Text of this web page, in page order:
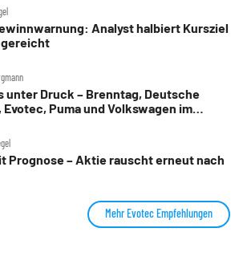
Analyst halbiert Kursziel
unter Druck – Brenntag, Deutsche
Puma und Volkswagen im
Prognose – Aktie rauscht erneut nach
Mehr Evotec Empfehlungen